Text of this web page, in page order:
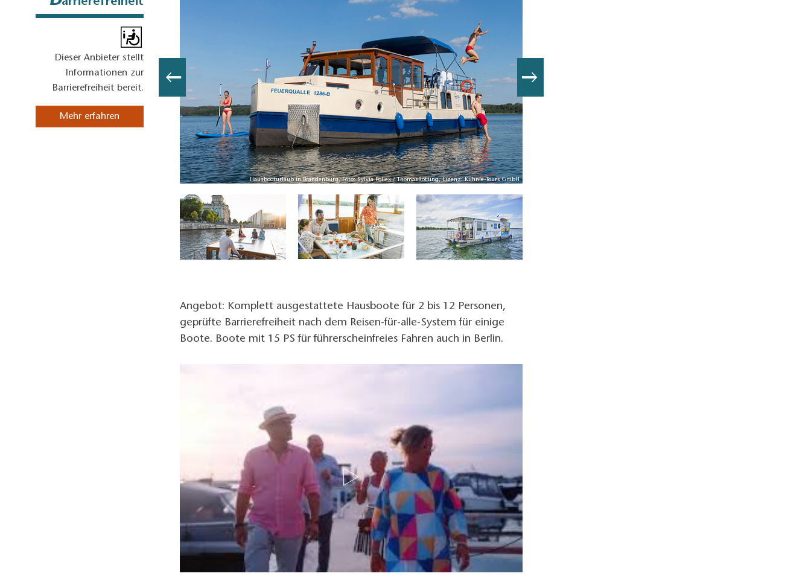
Dieser Anbieter stellt
Informationen zur
Barrierefreiheit bereit.
Mehr erfahren
Hausbooturlaub in Brandenburg, Foto: Sylvia Pollex / ThomasRötting, Lizenz: Kuhnle-Tours GmbH
Angebot: Komplett ausgestattete Hausboote für 2 bis 12 Personen,
geprüfte Barrierefreiheit nach dem Reisen-für-alle-System für einige
Boote. Boote mit 15 PS für führerscheinfreies Fahren auch in Berlin.